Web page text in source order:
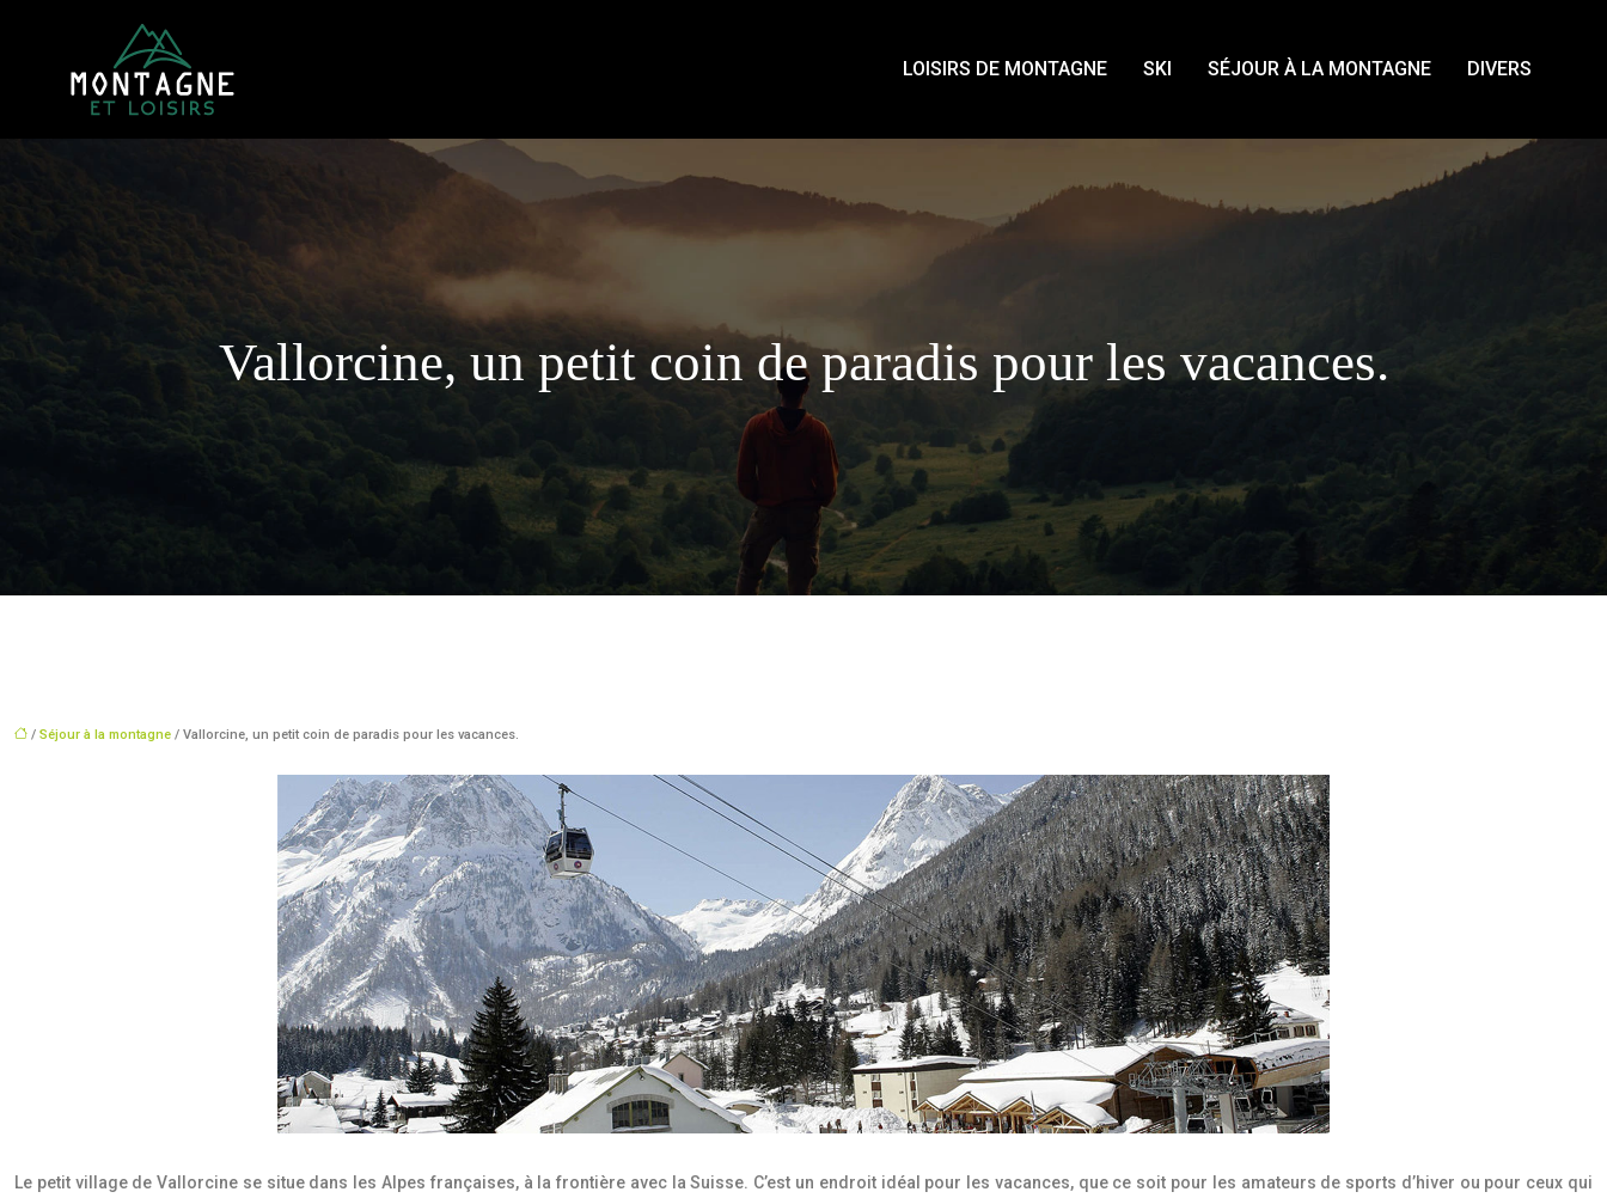
LOISIRS DE MONTAGNE SKI SÉJOUR À LA MONTAGNE DIVERS
Vallorcine, un petit coin de paradis pour les vacances.
/ Séjour à la montagne / Vallorcine, un petit coin de paradis pour les vacances.
Le petit village de Vallorcine se situe dans les Alpes françaises, à la frontière avec la Suisse. C’est un endroit idéal pour les vacances, que ce soit pour les amateurs de sports d’hiver ou pour ceux qui